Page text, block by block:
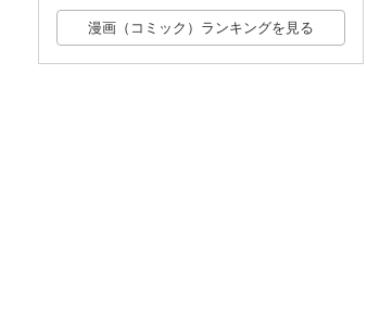
漫画（コミック）ランキングを見る